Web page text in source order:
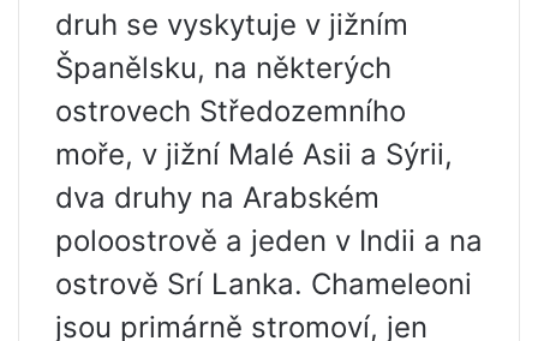
druh se vyskytuje v jižním
Španělsku, na některých
ostrovech Středozemního
moře, v jižní Malé Asii a Sýrii,
dva druhy na Arabském
poloostrově a jeden v Indii a na
ostrově Srí Lanka. Chameleoni
jsou primárně stromoví, jen